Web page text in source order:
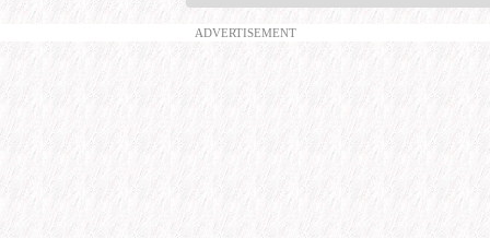
ADVERTISEMENT